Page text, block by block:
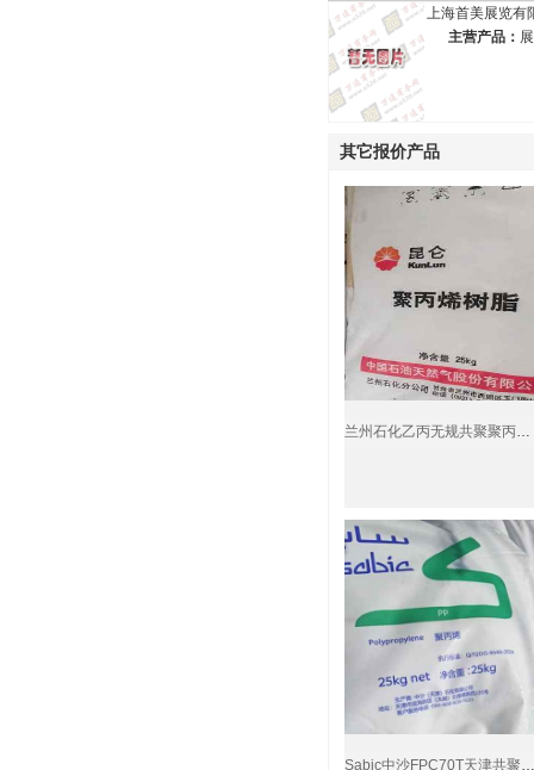
上海首美展览有
主营产品：
其它报价产品
兰州石化乙丙无规共聚聚丙烯RP340R兰化
￥8800
Sabic中沙FPC70T天津共聚PP抗冲硬质包装注塑级树脂
￥8300